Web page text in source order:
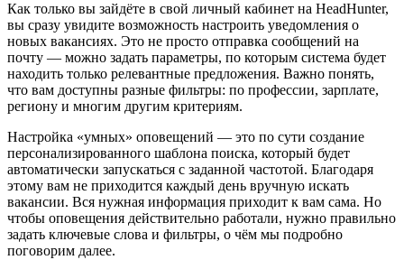
Как только вы зайдёте в свой личный кабинет на HeadHunter,
вы сразу увидите возможность настроить уведомления о
новых вакансиях. Это не просто отправка сообщений на
почту — можно задать параметры, по которым система будет
находить только релевантные предложения. Важно понять,
что вам доступны разные фильтры: по профессии, зарплате,
региону и многим другим критериям.
Настройка «умных» оповещений — это по сути создание
персонализированного шаблона поиска, который будет
автоматически запускаться с заданной частотой. Благодаря
этому вам не приходится каждый день вручную искать
вакансии. Вся нужная информация приходит к вам сама. Но
чтобы оповещения действительно работали, нужно правильно
задать ключевые слова и фильтры, о чём мы подробно
поговорим далее.